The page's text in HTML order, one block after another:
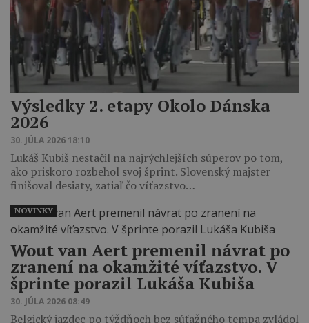
Výsledky 2. etapy Okolo Dánska
2026
30. JÚLA 2026 18:10
Lukáš Kubiš nestačil na najrýchlejších súperov po tom,
ako priskoro rozbehol svoj šprint. Slovenský majster
finišoval desiaty, zatiaľ čo víťazstvo…
Wout van Aert premenil návrat po
zranení na okamžité víťazstvo. V
šprinte porazil Lukáša Kubiša
30. JÚLA 2026 08:49
Belgický jazdec po týždňoch bez súťažného tempa zvládol
NOVINKY